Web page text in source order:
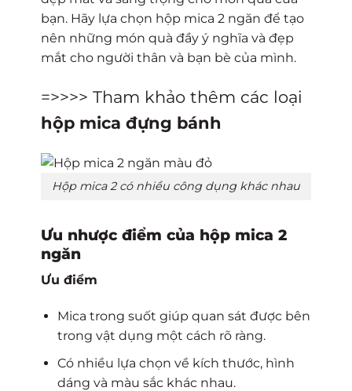
bạn. Hãy lựa chọn hộp mica 2 ngăn để tạo
nên những món quà đầy ý nghĩa và đẹp
mắt cho người thân và bạn bè của mình.
=>>>> Tham khảo thêm các loại
hộp mica đựng bánh
Hộp mica 2 có nhiều công dụng khác nhau
Ưu nhược điểm của hộp mica 2
ngăn
Ưu điểm
Mica trong suốt giúp quan sát được bên
trong vật dụng một cách rõ ràng.
Có nhiều lựa chọn về kích thước, hình
dáng và màu sắc khác nhau.